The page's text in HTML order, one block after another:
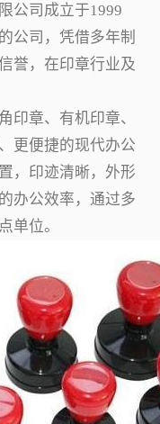
公司成立于1999
公司，凭借多年制
誉，在印章行业及
印章、有机印章、
更便捷的现代办公
，印迹清晰，外形
办公效率，通过多
单位。